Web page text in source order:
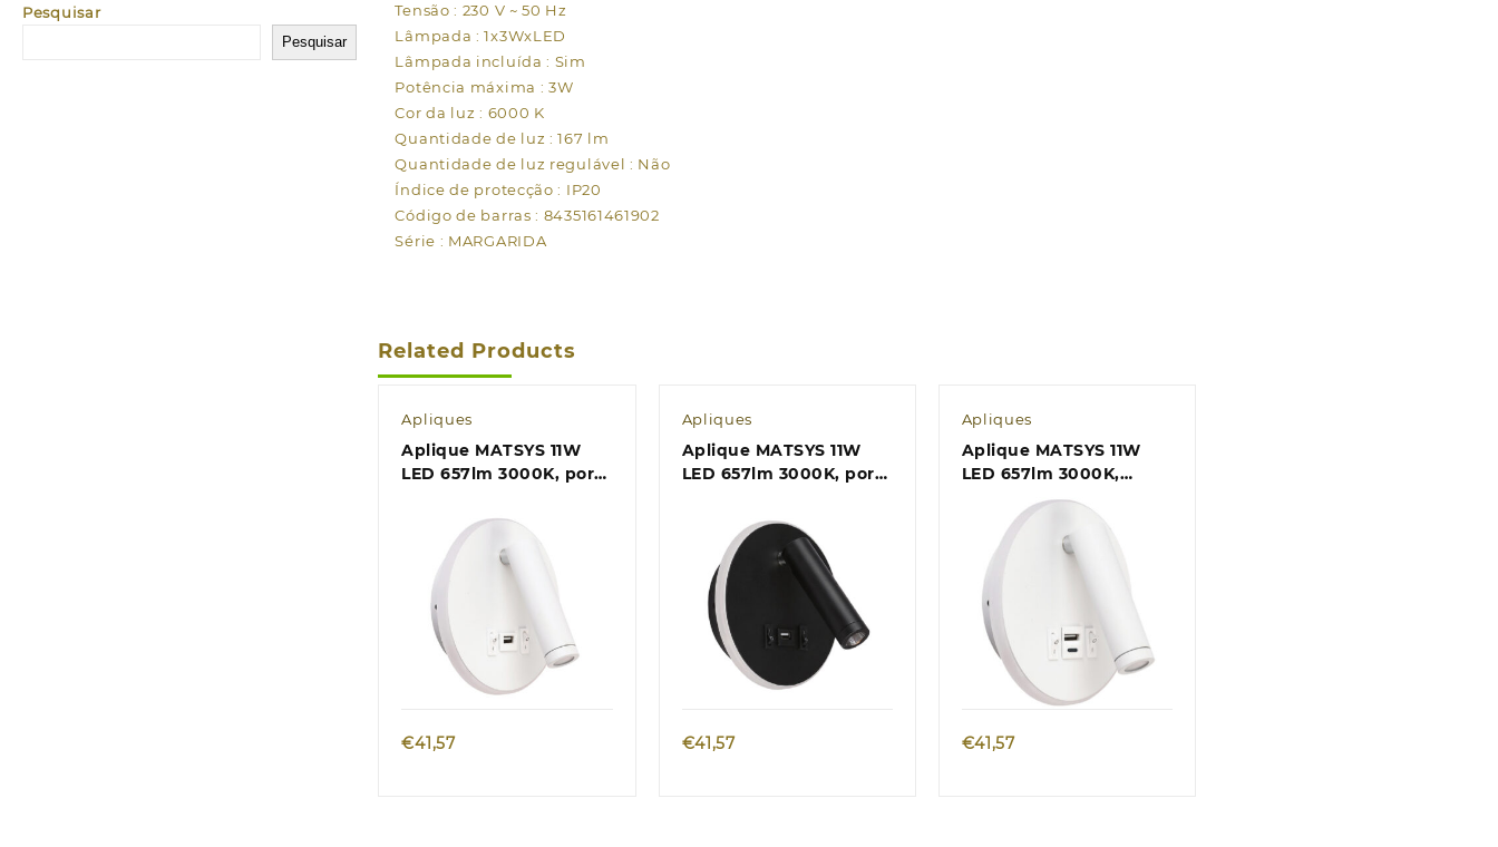
Pesquisar
Pesquisar
Tensão : 230 V ~ 50 Hz
Lâmpada : 1x3WxLED
Lâmpada incluída : Sim
Potência máxima : 3W
Cor da luz : 6000 K
Quantidade de luz : 167 lm
Quantidade de luz regulável : Não
Índice de protecção : IP20
Código de barras : 8435161461902
Série : MARGARIDA
Related Products
Apliques
Aplique MATSYS 11W
LED 657lm 3000K, porta
Quick view
€41,57
Apliques
Aplique MATSYS 11W
LED 657lm 3000K, porta
Quick view
€41,57
Apliques
Aplique MATSYS 11W
LED 657lm 3000K,
portas USB e USB-C
C.9xL.4xAlt.120cm
branco
Quick view
€41,57